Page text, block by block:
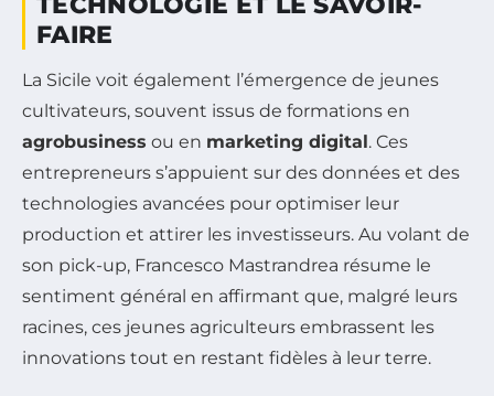
FAIRE
La Sicile voit également l’émergence de jeunes
cultivateurs, souvent issus de formations en
agrobusiness ou en marketing digital. Ces
entrepreneurs s’appuient sur des données et des
technologies avancées pour optimiser leur
production et attirer les investisseurs. Au volant de
son pick-up, Francesco Mastrandrea résume le
sentiment général en affirmant que, malgré leurs
racines, ces jeunes agriculteurs embrassent les
innovations tout en restant fidèles à leur terre.